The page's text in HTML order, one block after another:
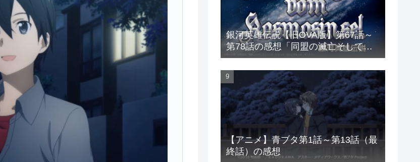
銀河英雄伝説【旧OVA版】第67話～
第78話の感想「同盟の滅亡そして直
接対決へ」
【アニメ】青ブタ第1話～第13話（最
終話）の感想